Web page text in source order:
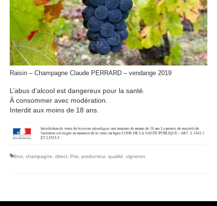
Raisin – Champagne Claude PERRARD – vendange 2019
L’abus d’alcool est dangereux pour la santé.
À consommer avec modération.
Interdit aux moins de 18 ans.
Brut champagne direct Prix producteur, qualité vigneron